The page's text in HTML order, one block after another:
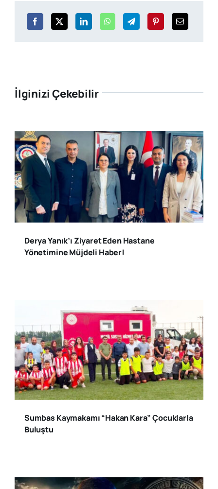
İlginizi Çekebilir
Derya Yanık’ı Ziyaret Eden Hastane
Yönetimine Müjdeli Haber!
Sumbas Kaymakamı “Hakan Kara” Çocuklarla
Buluştu